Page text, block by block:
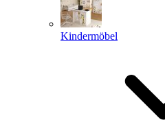
Kindermöbel